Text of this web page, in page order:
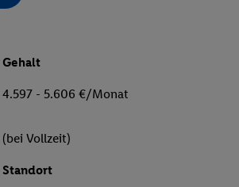
Gehalt
4.597 - 5.606 €/Monat
(bei Vollzeit)
Standort